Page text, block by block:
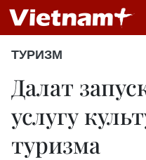
ТУРИЗМ
Далат
услугу
туризма